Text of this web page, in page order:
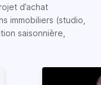
d’achat
immobiliers (studio,
saisonnière,